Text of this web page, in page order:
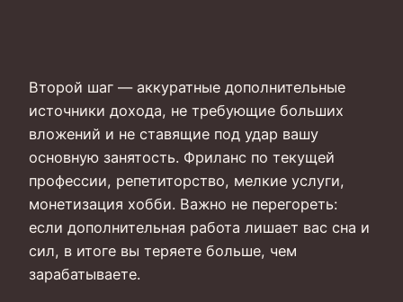
Второй шаг — аккуратные дополнительные
источники дохода, не требующие больших
вложений и не ставящие под удар вашу
основную занятость. Фриланс по текущей
профессии, репетиторство, мелкие услуги,
монетизация хобби. Важно не перегореть:
если дополнительная работа лишает вас сна и
сил, в итоге вы теряете больше, чем
зарабатываете.